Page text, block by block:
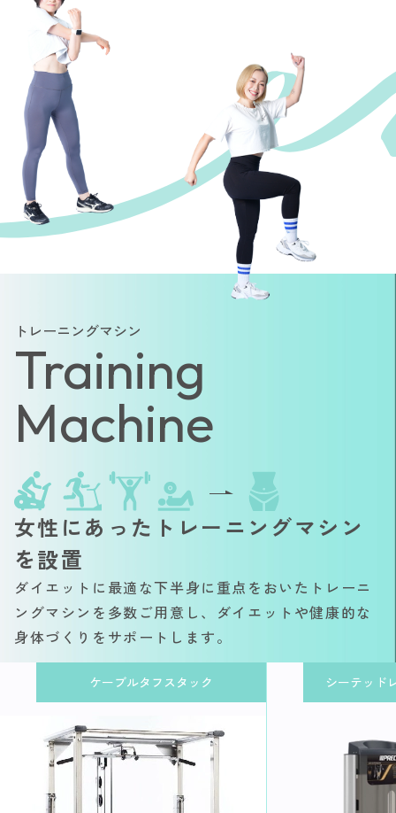
トレーニングマシン
Training
Machine
女性にあったトレーニングマシン
を設置
ダイエットに最適な下半身に重点をおいたトレーニ
ングマシンを多数ご用意し、ダイエットや健康的な
身体づくりをサポートします。
ケーブルタフスタック シーテッド